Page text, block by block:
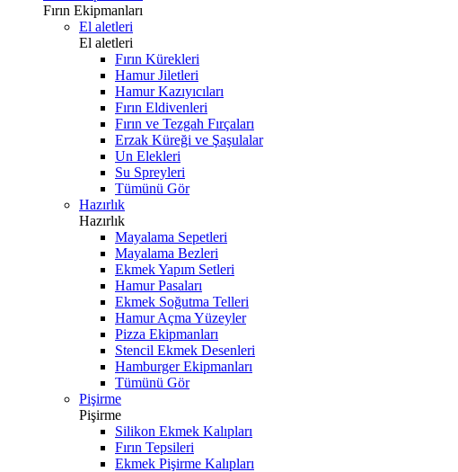
Fırın Ekipmanları
El aletleri
El aletleri
Fırın Kürekleri
Hamur Jiletleri
Hamur Kazıyıcıları
Fırın Eldivenleri
Fırın ve Tezgah Fırçaları
Erzak Küreği ve Şaşulalar
Un Elekleri
Su Spreyleri
Tümünü Gör
Hazırlık
Hazırlık
Mayalama Sepetleri
Mayalama Bezleri
Ekmek Yapım Setleri
Hamur Pasaları
Ekmek Soğutma Telleri
Hamur Açma Yüzeyler
Pizza Ekipmanları
Stencil Ekmek Desenleri
Hamburger Ekipmanları
Tümünü Gör
Pişirme
Pişirme
Silikon Ekmek Kalıpları
Fırın Tepsileri
Ekmek Pişirme Kalıpları